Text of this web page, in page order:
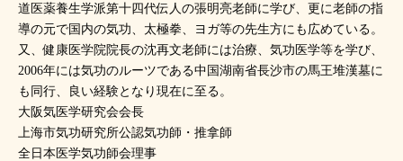
道医薬養生学派第十四代伝人の張明亮老師に学び、更に老師の指
導の元で国内の気功、太極拳、ヨガ等の先生方にも広めている。
又、健康医学院院長の沈再文老師には治療、気功医学等を学び、
2006年には気功のルーツである中国湖南省長沙市の馬王堆漢墓に
も同行、良い経験となり現在に至る。
大阪気医学研究会会長
上海市気功研究所公認気功師・推拿師
全日本医学気功師会理事